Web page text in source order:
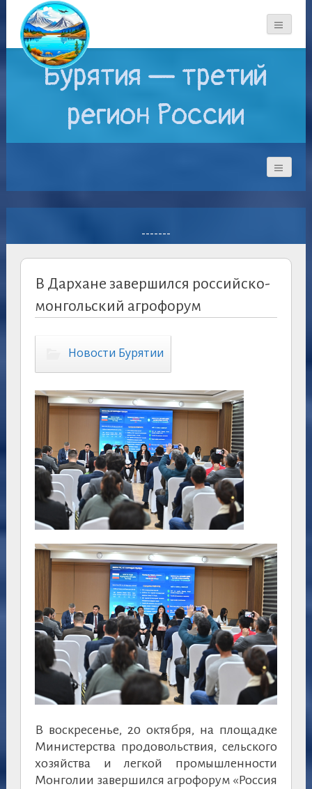
Бурятия — третий
регион России
-------
В Дархане завершился российско-
монгольский агрофорум
Новости Бурятии
В воскресенье, 20 октября, на площадке
Министерства продовольствия, сельского
хозяйства и легкой промышленности
Монголии завершился агрофорум «Россия